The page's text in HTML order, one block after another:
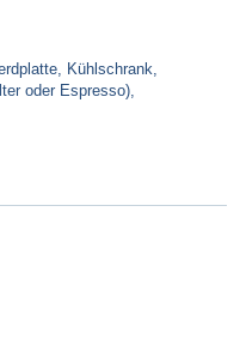
Kühlschrank,
oder Espresso),